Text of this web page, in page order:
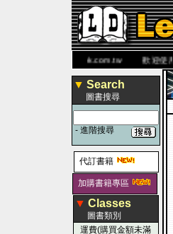
www.leaderbook.com.tw歡迎使用 國
▼ Search
圖書搜尋
- 進階搜尋
代訂書籍
加購書籍專區
▼ Classes
圖書類別
運費(購買金額未滿